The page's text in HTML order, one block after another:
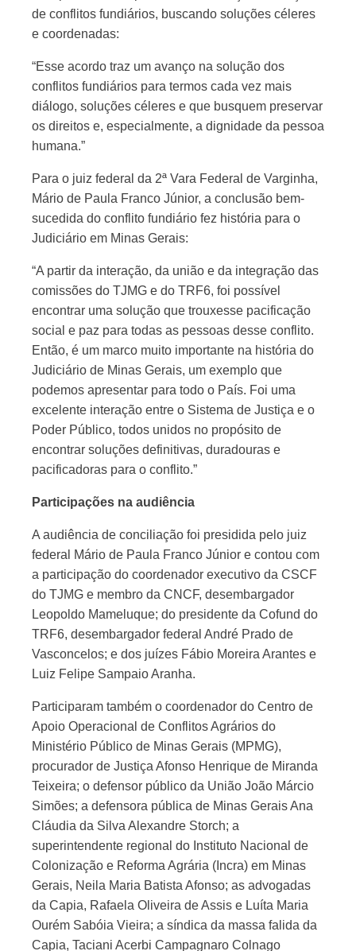
de conflitos fundiários, buscando soluções céleres
e coordenadas:
“Esse acordo traz um avanço na solução dos
conflitos fundiários para termos cada vez mais
diálogo, soluções céleres e que busquem preservar
os direitos e, especialmente, a dignidade da pessoa
humana.”
Para o juiz federal da 2ª Vara Federal de Varginha,
Mário de Paula Franco Júnior, a conclusão bem-
sucedida do conflito fundiário fez história para o
Judiciário em Minas Gerais:
“A partir da interação, da união e da integração das
comissões do TJMG e do TRF6, foi possível
encontrar uma solução que trouxesse pacificação
social e paz para todas as pessoas desse conflito.
Então, é um marco muito importante na história do
Judiciário de Minas Gerais, um exemplo que
podemos apresentar para todo o País. Foi uma
excelente interação entre o Sistema de Justiça e o
Poder Público, todos unidos no propósito de
encontrar soluções definitivas, duradouras e
pacificadoras para o conflito.”
Participações na audiência
A audiência de conciliação foi presidida pelo juiz
federal Mário de Paula Franco Júnior e contou com
a participação do coordenador executivo da CSCF
do TJMG e membro da CNCF, desembargador
Leopoldo Mameluque; do presidente da Cofund do
TRF6, desembargador federal André Prado de
Vasconcelos; e dos juízes Fábio Moreira Arantes e
Luiz Felipe Sampaio Aranha.
Participaram também o coordenador do Centro de
Apoio Operacional de Conflitos Agrários do
Ministério Público de Minas Gerais (MPMG),
procurador de Justiça Afonso Henrique de Miranda
Teixeira; o defensor público da União João Márcio
Simões; a defensora pública de Minas Gerais Ana
Cláudia da Silva Alexandre Storch; a
superintendente regional do Instituto Nacional de
Colonização e Reforma Agrária (Incra) em Minas
Gerais, Neila Maria Batista Afonso; as advogadas
da Capia, Rafaela Oliveira de Assis e Luíta Maria
Ourém Sabóia Vieira; a síndica da massa falida da
Capia, Taciani Acerbi Campagnaro Colnago